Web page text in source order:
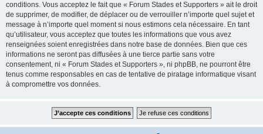
conditions. Vous acceptez le fait que « Forum Stades et Supporters » ait le droit
de supprimer, de modifier, de déplacer ou de verrouiller n’importe quel sujet et
message à n’importe quel moment si nous estimons cela nécessaire. En tant
qu’utilisateur, vous acceptez que toutes les informations que vous avez
renseignées soient enregistrées dans notre base de données. Bien que ces
informations ne seront pas diffusées à une tierce partie sans votre
consentement, ni « Forum Stades et Supporters », ni phpBB, ne pourront être
tenus comme responsables en cas de tentative de piratage informatique visant
à compromettre vos données.